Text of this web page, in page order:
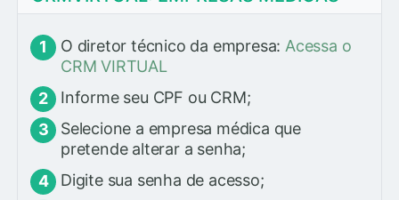
O diretor técnico da empresa: Acessa o
CRM VIRTUAL
Informe seu CPF ou CRM;
Selecione a empresa médica que
pretende alterar a senha;
Digite sua senha de acesso;